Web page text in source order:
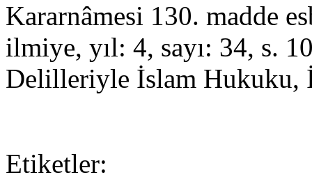
Kararnâmesi 130. madde
ilmiye, yıl: 4, sayı: 34, s.
Delilleriyle İslam Hukuku,
Etiketler: